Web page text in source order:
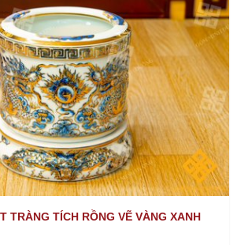
TRÀNG TÍCH RỒNG VẼ VÀNG XANH